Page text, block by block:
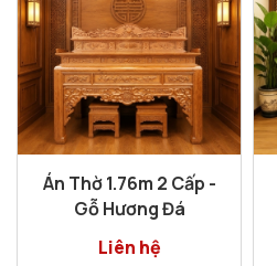
Án Thờ 1.76m 2 Cấp -
Gỗ Hương Đá
Liên hệ